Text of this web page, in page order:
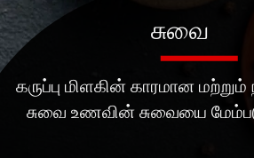
கருப்பு மிளகின் காரமான
சுவை